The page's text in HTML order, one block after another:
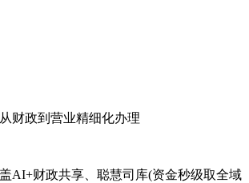
财政到营业精细化办理
财政共享、聪慧司库(资金秒级取全域